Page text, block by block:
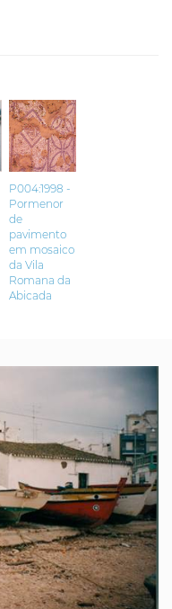
P004:1998 -
Pormenor
de
pavimento
em mosaico
da Vila
Romana da
Abicada